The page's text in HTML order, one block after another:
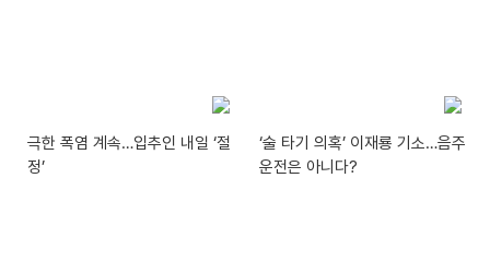
극한 폭염 계속…입추인 내일 ‘절
정’
‘술 타기 의혹’ 이재룡 기소…음주
운전은 아니다?